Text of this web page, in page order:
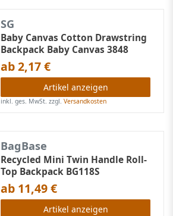
SG
Baby Canvas Cotton Drawstring
Backpack Baby Canvas 3848
ab 2,17 €
Artikel anzeigen
inkl. ges. MwSt. zzgl.Versandkosten
BagBase
Recycled Mini Twin Handle Roll-
Top Backpack BG118S
ab 11,49 €
Artikel anzeigen